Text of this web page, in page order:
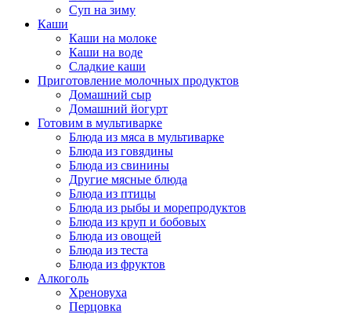
Суп на зиму
Каши
Каши на молоке
Каши на воде
Сладкие каши
Приготовление молочных продуктов
Домашний сыр
Домашний йогурт
Готовим в мультиварке
Блюда из мяса в мультиварке
Блюда из говядины
Блюда из свинины
Другие мясные блюда
Блюда из птицы
Блюда из рыбы и морепродуктов
Блюда из круп и бобовых
Блюда из овощей
Блюда из теста
Блюда из фруктов
Алкоголь
Хреновуха
Перцовка